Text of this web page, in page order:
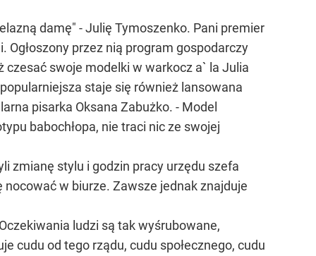
damę" - Julię Tymoszenko. Pani premier
przez nią program gospodarczy
swoje modelki w warkocz a` la Julia
staje się również lansowana
pisarka Oksana Zabużko. - Model
babochłopa, nie traci nic ze swojej
zmianę stylu i godzin pracy urzędu szefa
nocować w biurze. Zawsze jednak znajduje
ludzi są tak wyśrubowane,
cudu od tego rządu, cudu społecznego, cudu